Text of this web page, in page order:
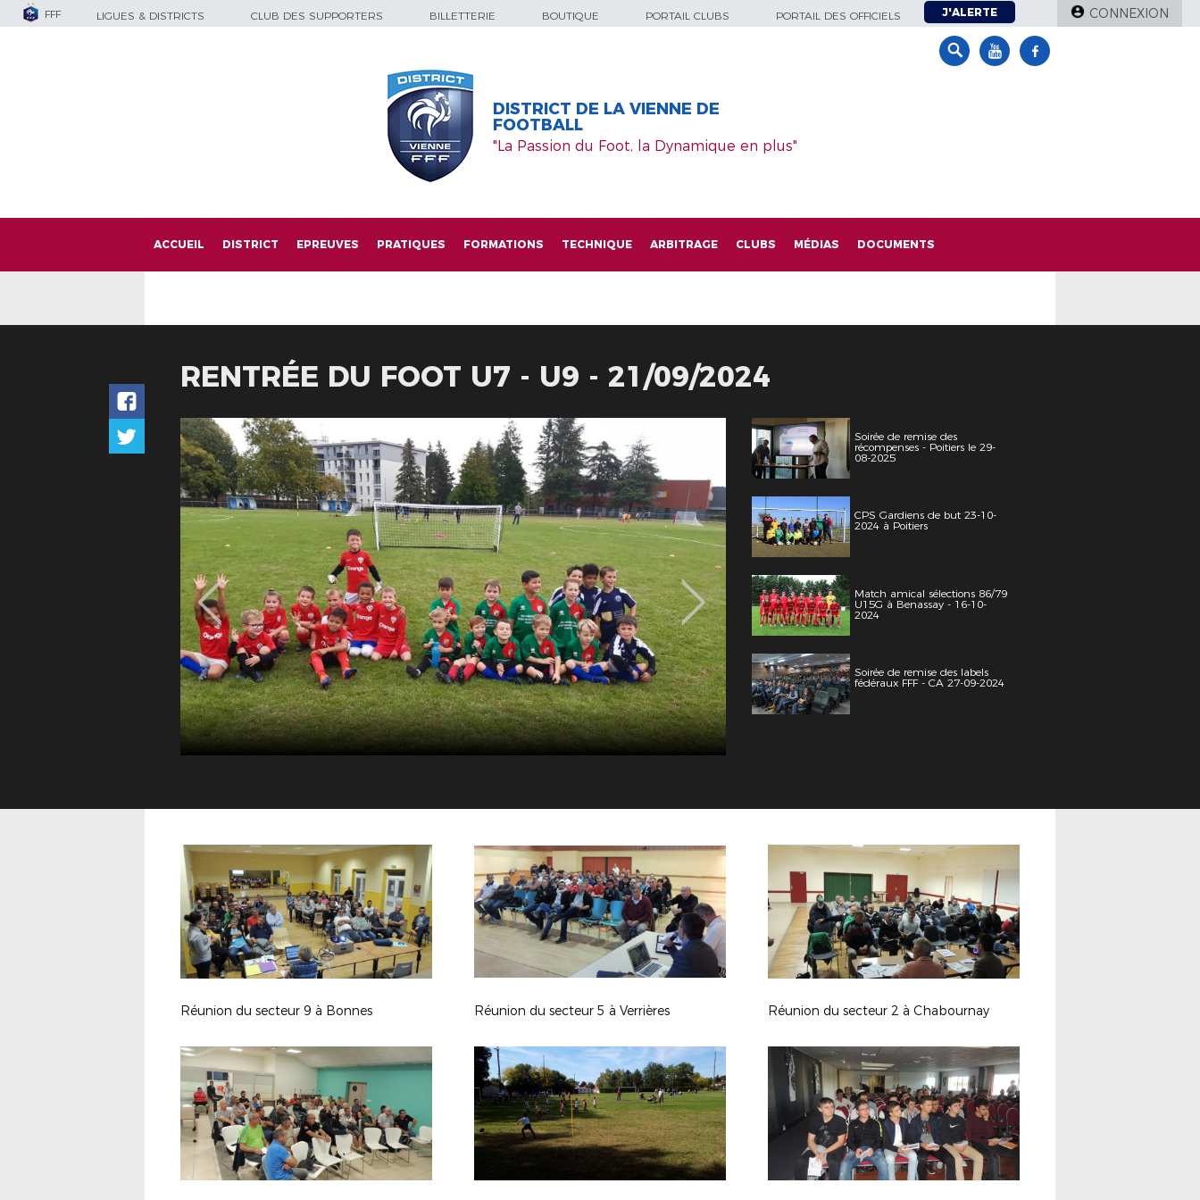
FFF LIGUES & DISTRICTS CLUB DES SUPPORTERS BILLETTERIE BOUTIQUE PORTAIL CLUBS PORTAIL DES OFFICIELS J'ALERTE CONNEXION
DISTRICT DE LA VIENNE DE
FOOTBALL
"La Passion du Foot, la Dynamique en plus"
ACCUEIL DISTRICT EPREUVES PRATIQUES FORMATIONS TECHNIQUE ARBITRAGE CLUBS MÉDIAS DOCUMENTS
RENTRÉE DU FOOT U7 - U9 - 21/09/2024
Soirée de remise des
récompenses - Poitiers le 29-
08-2025
CPS Gardiens de but 23-10-
2024 à Poitiers
Match amical sélections 86/79
U15G à Benassay - 16-10-
2024
Soirée de remise des labels
fédéraux FFF - CA 27-09-2024
Réunion du secteur 9 à Bonnes Réunion du secteur 5 à Verrières Réunion du secteur 2 à Chabournay